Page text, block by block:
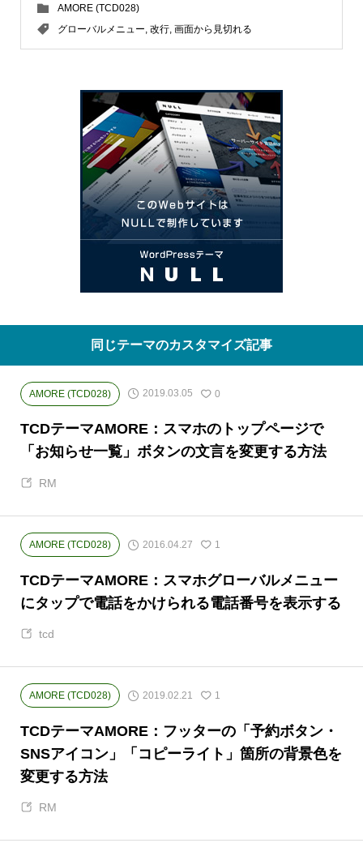
AMORE (TCD028)
グローバルメニュー, 改行, 画面から見切れる
同じテーマのカスタマイズ記事
AMORE (TCD028) 2019.03.05 0
TCDテーマAMORE：スマホのトップページで
「お知らせ一覧」ボタンの文言を変更する方法
RM
AMORE (TCD028) 2016.04.27 1
TCDテーマAMORE：スマホグローバルメニュー
にタップで電話をかけられる電話番号を表示する
tcd
AMORE (TCD028) 2019.02.21 1
TCDテーマAMORE：フッターの「予約ボタン・
SNSアイコン」「コピーライト」箇所の背景色を
変更する方法
RM